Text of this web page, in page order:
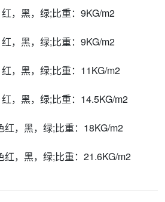
，黑，绿;比重：9KG/m2
，黑，绿;比重：9KG/m2
，黑，绿;比重：11KG/m2
，黑，绿;比重：14.5KG/m2
，黑，绿;比重：18KG/m2
，黑，绿;比重：21.6KG/m2